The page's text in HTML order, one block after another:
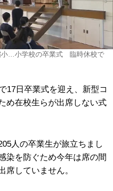
小…小学校の卒業式 臨時休校で
17日卒業式を迎え、新型コ
め在校生らが出席しない式
人の卒業生が旅立ちまし
染を防ぐため今年は席の間
席していません。